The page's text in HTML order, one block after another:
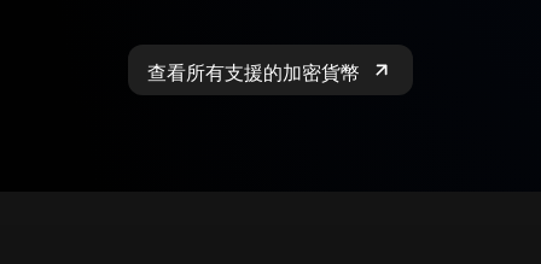
查看所有支援的加密貨幣